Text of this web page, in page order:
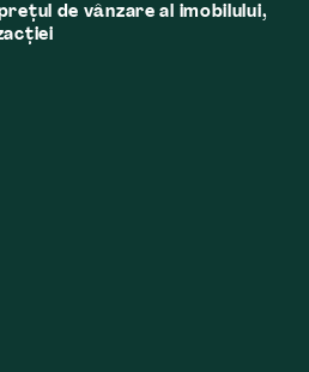
de vânzare al imobilului,